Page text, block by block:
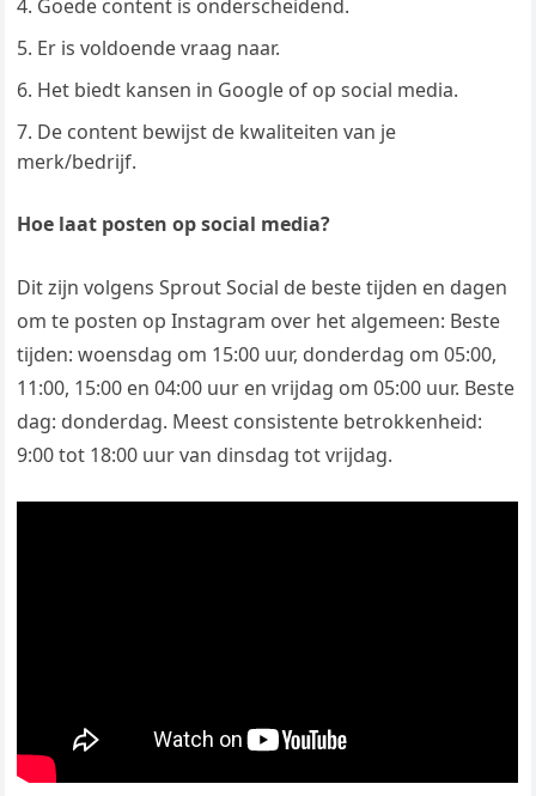
Goede content is onderscheidend.
Er is voldoende vraag naar.
Het biedt kansen in Google of op social media.
De content bewijst de kwaliteiten van je
merk/bedrijf.
Hoe laat posten op social media?
Dit zijn volgens Sprout Social de beste tijden en dagen
om te posten op Instagram over het algemeen: Beste
tijden: woensdag om 15:00 uur, donderdag om 05:00,
11:00, 15:00 en 04:00 uur en vrijdag om 05:00 uur. Beste
dag: donderdag. Meest consistente betrokkenheid:
9:00 tot 18:00 uur van dinsdag tot vrijdag.